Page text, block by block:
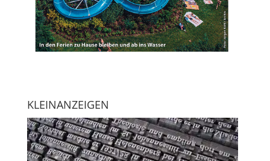
KLEINANZEIGEN